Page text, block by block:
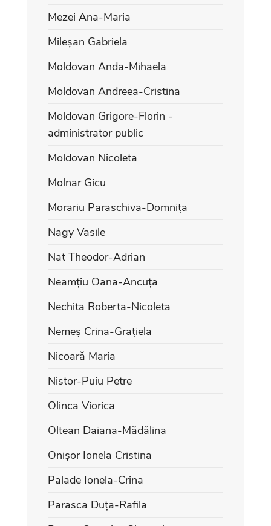
Mezei Ana-Maria
Mileșan Gabriela
Moldovan Anda-Mihaela
Moldovan Andreea-Cristina
Moldovan Grigore-Florin -
administrator public
Moldovan Nicoleta
Molnar Gicu
Morariu Paraschiva-Domnița
Nagy Vasile
Nat Theodor-Adrian
Neamțiu Oana-Ancuța
Nechita Roberta-Nicoleta
Nemeș Crina-Grațiela
Nicoară Maria
Nistor-Puiu Petre
Olinca Viorica
Oltean Daiana-Mădălina
Onișor Ionela Cristina
Palade Ionela-Crina
Parasca Duța-Rafila